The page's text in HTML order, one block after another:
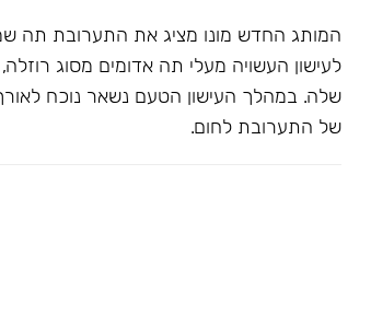
המותג החדש מונו מציג את התערובת תה
לעישון העשויה מעלי תה אדומים מסוג
שלה. במהלך העישון הטעם נשאר נוכח
של התערובת לחום.